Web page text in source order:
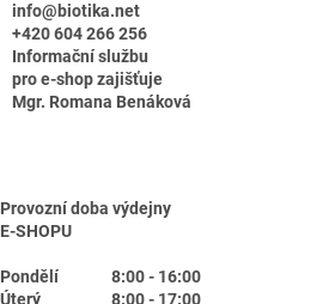
info@biotika.net
+420 604 266 256
Informační službu
pro e-shop zajišťuje
Mgr. Romana Benáková
Provozní doba výdejny
E-SHOPU
Pondělí
8:00 - 16:00
Úterý
8:00 - 17:00